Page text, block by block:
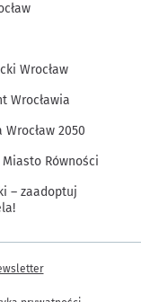
Wrocław
Wrocławia
2050
Miasto Równości
– zaadoptuj